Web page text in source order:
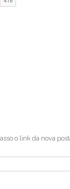
o link da nova